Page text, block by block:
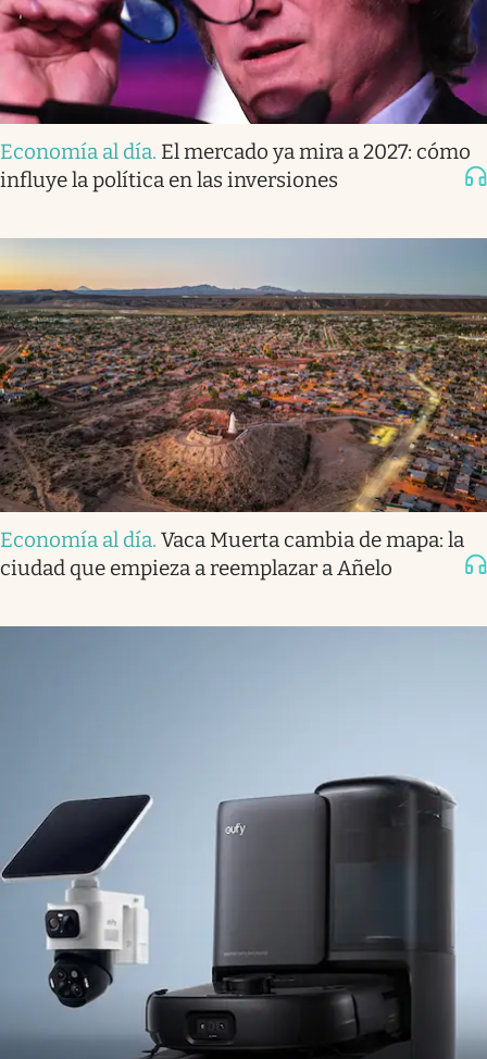
Economía al día. El mercado ya mira a 2027: cómo
influye la política en las inversiones
Economía al día. Vaca Muerta cambia de mapa: la
ciudad que empieza a reemplazar a Añelo